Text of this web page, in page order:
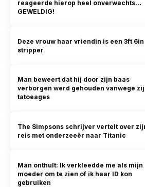
reageerde hierop heel onverwachts…
GEWELDIG!
Deze vrouw haar vriendin is een 3ft 6in
stripper
Man beweert dat hij door zijn baas
verborgen werd gehouden vanwege
tatoeages
The Simpsons schrijver vertelt over
reis met onderzeeër naar Titanic
Man onthult: Ik verkleedde me als mijn
moeder om te zien of ik haar ID kon
gebruiken